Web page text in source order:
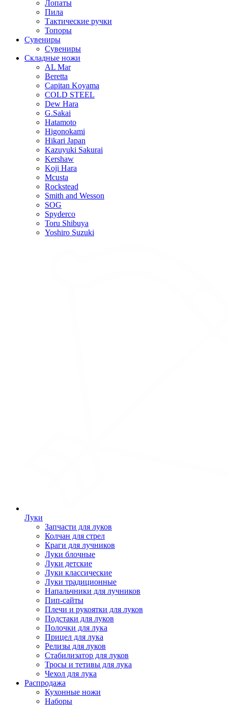
Лопаты
Пила
Тактические ручки
Топоры
Сувениры
Сувениры
Складные ножи
AL Mar
Beretta
Capitan Koyama
COLD STEEL
Dew Hara
G.Sakai
Hatamoto
Higonokami
Hikari Japan
Kazuyuki Sakurai
Kershaw
Koji Hara
Mcusta
Rockstead
Smith and Wesson
SOG
Spyderco
Toru Shibuya
Yoshiro Suzuki
Луки
Запчасти для луков
Колчан для стрел
Краги для лучников
Луки блочные
Луки детские
Луки классические
Луки традиционные
Напальчники для лучников
Пип-сайты
Плечи и рукоятки для луков
Подстаки для луков
Полочки для лука
Прицел для лука
Релизы для луков
Стабилизатор для луков
Тросы и тетивы для лука
Чехол для лука
Распродажа
Кухонные ножи
Наборы